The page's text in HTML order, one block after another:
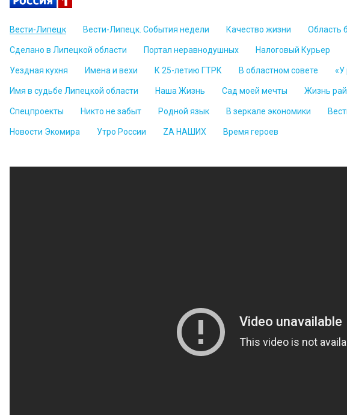
Вести-Липецк Вести-Липецк. События недели Качество жизни Область
Сделано в Липецкой области Портал неравнодушных Налоговый Курьер
Уездная кухня Имена и вехи К 25-летию ГТРК В областном совете «У
Имя в судьбе Липецкой области Наша Жизнь Сад моей мечты Жизнь
Спецпроекты Никто не забыт Родной язык В зеркале экономики
Новости Экомира Утро России ZА НАШИХ Время героев